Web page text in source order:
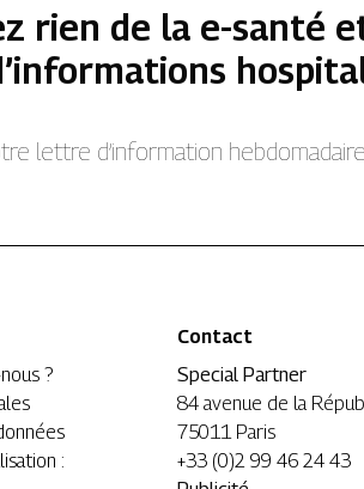
rien de la e-santé
lettre d’information
?
:
Contact
Special Partner
84 avenue de la
75011 Paris
+33 (0)2 99 46 24 43